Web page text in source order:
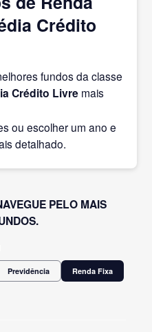
Crédito
fundos da classe
Crédito Livre mais
ou escolher um ano e
detalhado.
PELO MAIS
Previdência Renda Fixa